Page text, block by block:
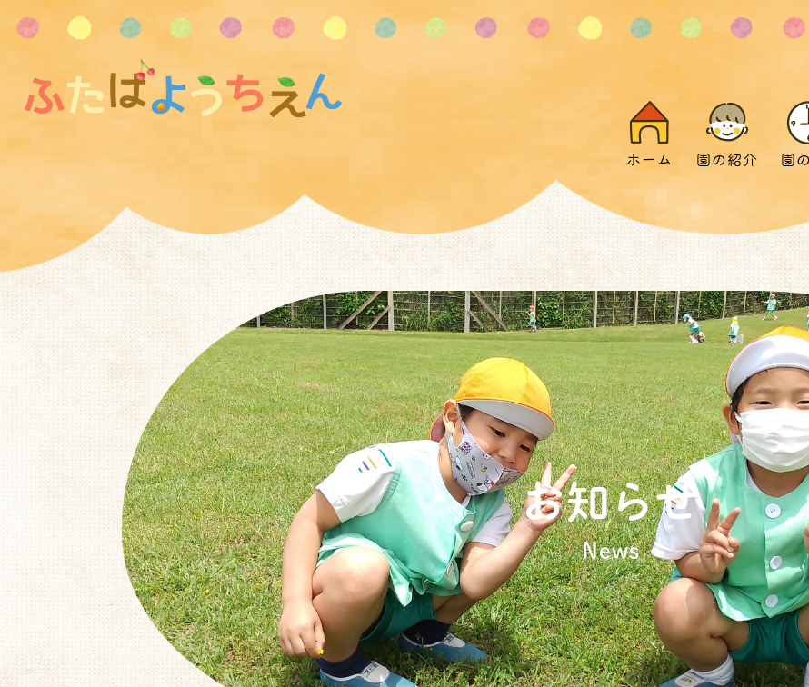
ホーム 園の紹介 園
お知らせ
News